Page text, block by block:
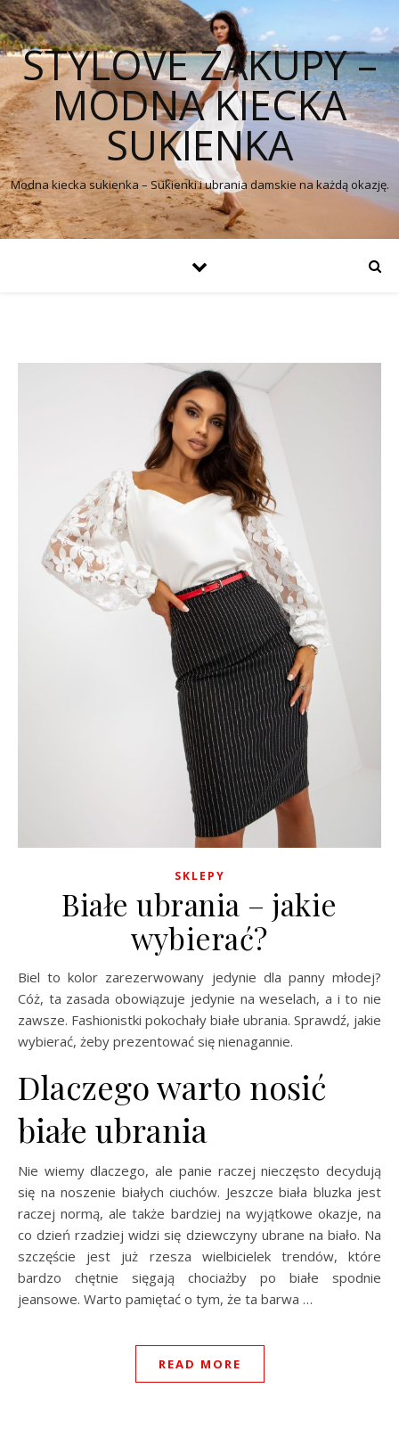
STYLOVE ZAKUPY –
MODNA KIECKA
SUKIENKA
Modna kiecka sukienka – Sukienki i ubrania damskie na każdą okazję.
SKLEPY
Białe ubrania – jakie
wybierać?
Biel to kolor zarezerwowany jedynie dla panny młodej?
Cóż, ta zasada obowiązuje jedynie na weselach, a i to nie
zawsze. Fashionistki pokochały białe ubrania. Sprawdź, jakie
wybierać, żeby prezentować się nienagannie.
Dlaczego warto nosić
białe ubrania
Nie wiemy dlaczego, ale panie raczej nieczęsto decydują
się na noszenie białych ciuchów. Jeszcze biała bluzka jest
raczej normą, ale także bardziej na wyjątkowe okazje, na
co dzień rzadziej widzi się dziewczyny ubrane na biało. Na
szczęście jest już rzesza wielbicielek trendów, które
bardzo chętnie sięgają chociażby po białe spodnie
jeansowe. Warto pamiętać o tym, że ta barwa …
READ MORE